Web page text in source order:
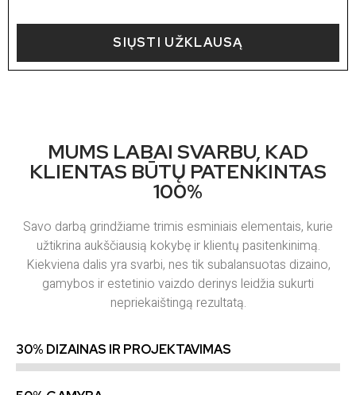
SIŲSTI UŽKLAUSĄ
MUMS LABAI SVARBU, KAD
KLIENTAS BŪTŲ PATENKINTAS
100%
Savo darbą grindžiame trimis esminiais elementais, kurie
užtikrina aukščiausią kokybę ir klientų pasitenkinimą.
Kiekviena dalis yra svarbi, nes tik subalansuotas dizaino,
gamybos ir estetinio vaizdo derinys leidžia sukurti
nepriekaištingą rezultatą.
30% DIZAINAS IR PROJEKTAVIMAS